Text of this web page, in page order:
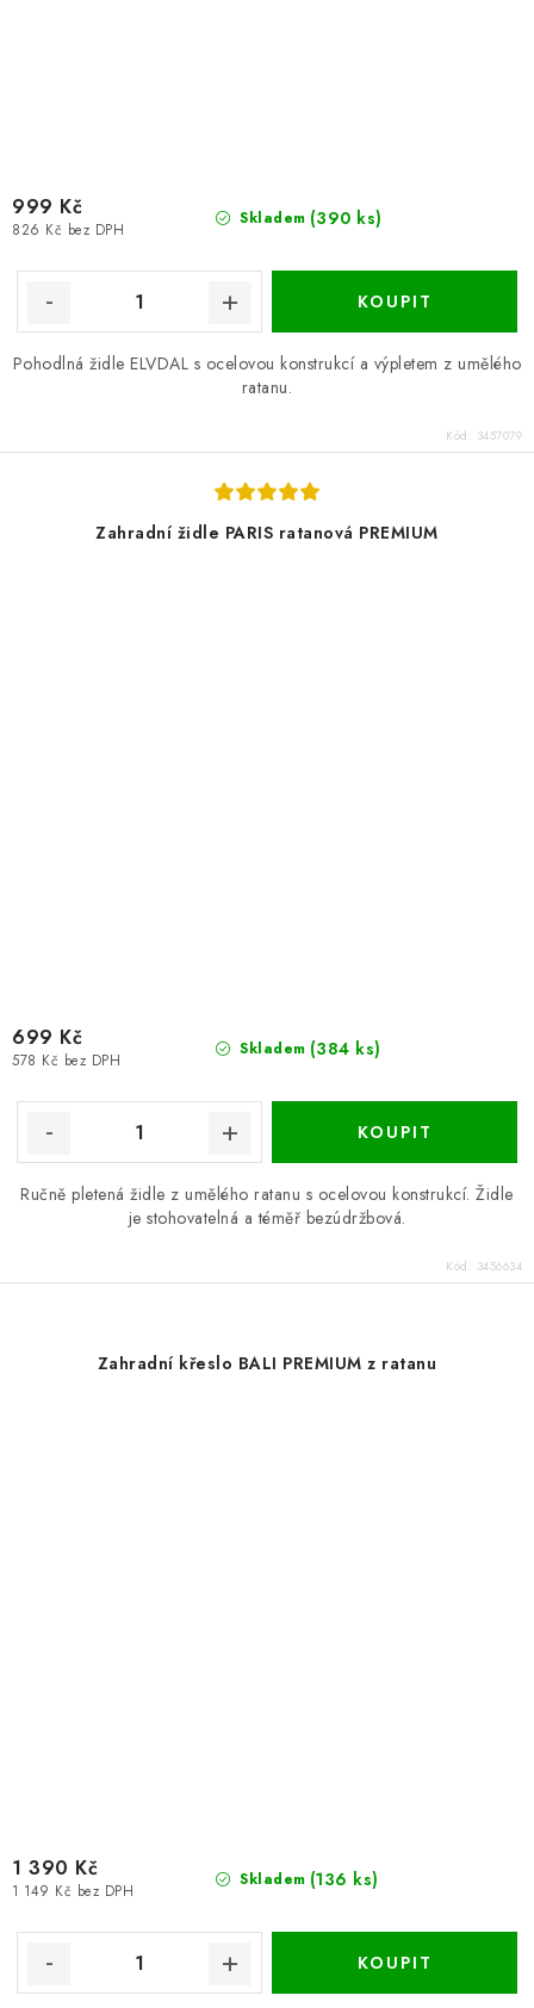
Skladem (390 ks)
826 Kč bez DPH
999 Kč
Pohodlná židle ELVDAL s ocelovou konstrukcí a výpletem z umělého
ratanu.
Kód: 3457079
Zahradní židle PARIS ratanová PREMIUM
Skladem (384 ks)
578 Kč bez DPH
699 Kč
Ručně pletená židle z umělého ratanu s ocelovou konstrukcí. Židle
je stohovatelná a téměř bezúdržbová.
Kód: 3456634
Zahradní křeslo BALI PREMIUM z ratanu
Skladem (136 ks)
1 149 Kč bez DPH
1 390 Kč